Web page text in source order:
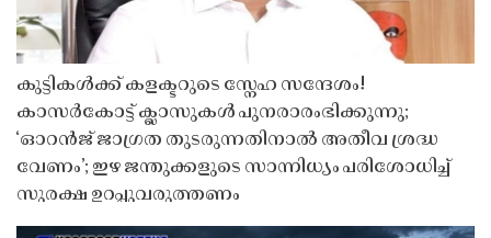
കുട്ടികൾക്ക് കളക്ടറുടെ സ്നേഹ സന്ദേശം!
കാസർകോട്ട് ക്ലാസുകൾ പുനരാരംഭിക്കുന്നു;
‘ഓറൻജ് ജാഗ്രത തുടരുന്നതിനാൽ അതീവ ശ്രദ്ധ
വേണം’; ഇഴ ജന്തുക്കളുടെ സാന്നിധ്യം പരിശോധിച്ച്
സുരക്ഷ ഉറപ്പുവരുത്തണം